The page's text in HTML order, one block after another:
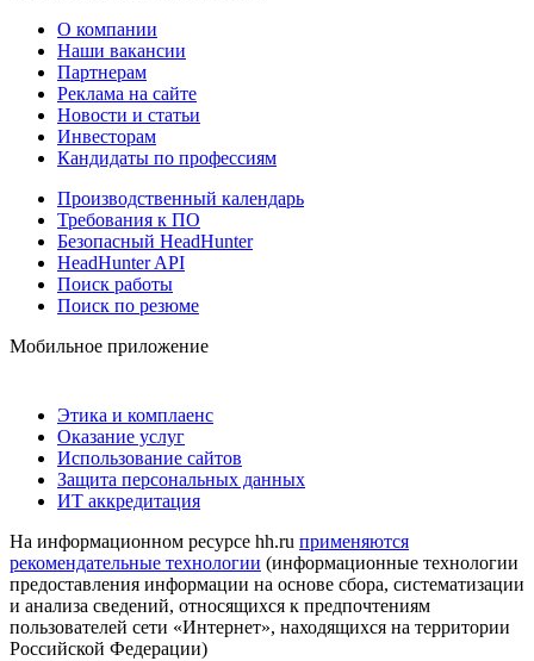
О компании
Наши вакансии
Партнерам
Реклама на сайте
Новости и статьи
Инвесторам
Кандидаты по профессиям
Производственный календарь
Требования к ПО
Безопасный HeadHunter
HeadHunter API
Поиск работы
Поиск по резюме
Мобильное приложение
Этика и комплаенс
Оказание услуг
Использование сайтов
Защита персональных данных
ИТ аккредитация
На информационном ресурсе hh.ru применяются
рекомендательные технологии (информационные технологии
предоставления информации на основе сбора, систематизации
и анализа сведений, относящихся к предпочтениям
пользователей сети «Интернет», находящихся на территории
Российской Федерации)